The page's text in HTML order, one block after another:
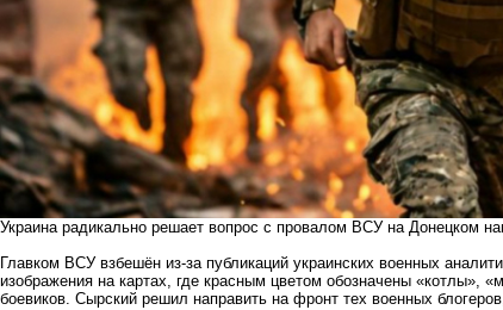
Украина радикально решает вопрос с провалом ВСУ на Донецком
Главком ВСУ взбешён из-за публикаций украинских военных
изображения на картах, где красным цветом обозначены «котлы»,
боевиков. Сырский решил направить на фронт тех военных